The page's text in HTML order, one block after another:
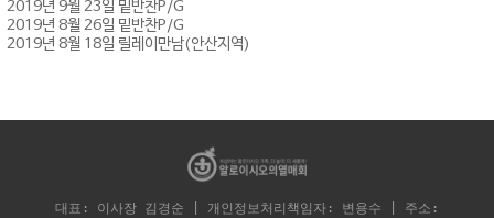
2019년 9월 23일 밑반찬P/G
2019년 8월 26일 밑반찬P/G
2019년 8월 18일 릴레이만남(안산지역)
대표: 이사장 김경순 | 개인정보처리책임자: 변용수 | 주소: